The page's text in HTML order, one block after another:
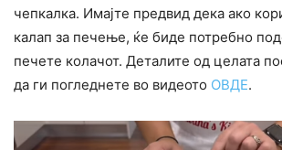
чепкалка. Имајте предвид дека ако
калап за печење, ќе биде потребно
печете колачот. Деталите од целата
да ги погледнете во видеото ОВДЕ.